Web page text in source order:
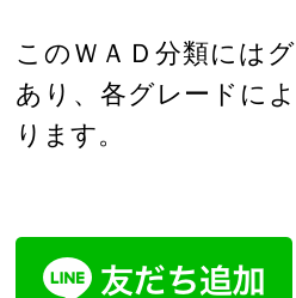
このＷＡＤ分類には
あり、各グレードに
ります。